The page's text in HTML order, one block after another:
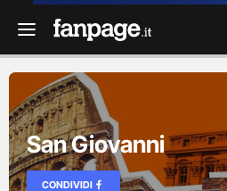
San Giovanni
CONDIVIDI